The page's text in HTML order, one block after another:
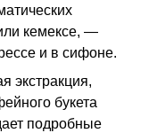
кемексе, —
и в сифоне.
экстракция,
букета
подробные